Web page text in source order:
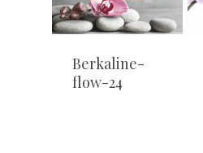
Berkaline-
flow-24